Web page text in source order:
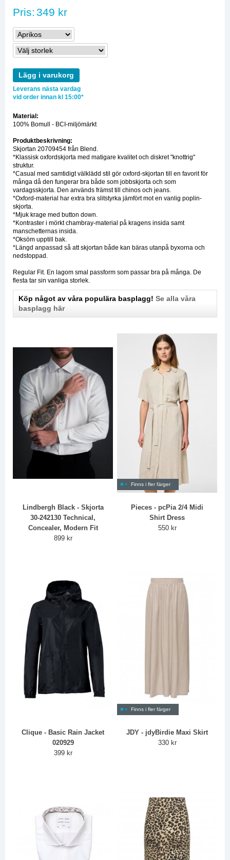
Pris: 349 kr
Lägg i varukorg
Leverans nästa vardag
vid order innan kl 15:00*
Material:
100% Bomull - BCI-miljömärkt
Produktbeskrivning:
Skjortan 20709454 från Blend.
*Klassisk oxfordskjorta med matigare kvalitet och diskret "knottrig"
struktur.
*Casual med samtidigt välklädd stil gör oxford-skjortan till en favorit för
många då den fungerar bra både som jobbskjorta och som
vardagsskjorta. Den används främst till chinos och jeans.
*Oxford-material har extra bra slitstyrka jämfört mot en vanlig poplin-
skjorta.
*Mjuk krage med button down.
*Kontraster i mörkt chambray-material på kragens insida samt
manschetternas insida.
*Oksöm upptill bak.
*Längd anpassad så att skjortan både kan bäras utanpå byxorna och
nedstoppad.
Regular Fit. En lagom smal passform som passar bra på många. De
flesta tar sin vanliga storlek.
Köp något av våra populära basplagg! Se alla våra
basplagg här
Lindbergh Black - Skjorta
30-242130 Technical,
Concealer, Modern Fit
899 kr
Finns i fler färger
Pieces - pcPia 2/4 Midi
Shirt Dress
550 kr
Clique - Basic Rain Jacket
020929
399 kr
Finns i fler färger
JDY - jdyBirdie Maxi Skirt
330 kr